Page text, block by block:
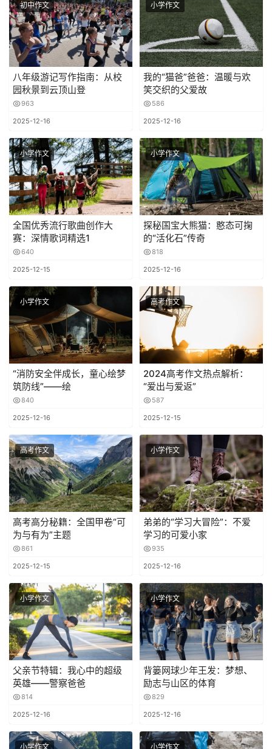
初中作文
八年级游记写作指南：从校
园秋景到云顶山登
963
2025-12-16
小学作文
我的“猫爸”爸爸：温暖与欢
笑交织的父爱故
586
2025-12-16
小学作文
全国优秀流行歌曲创作大
赛：深情歌词精选1
640
2025-12-15
小学作文
探秘国宝大熊猫：憨态可掬
的“活化石”传奇
818
2025-12-16
小学作文
“消防安全伴成长，童心绘梦
筑防线”——绘
840
2025-12-16
高考作文
2024高考作文热点解析：
“爱出与爱返”
587
2025-12-15
高考作文
高考高分秘籍：全国甲卷“可
为与有为”主题
861
2025-12-15
小学作文
弟弟的“学习大冒险”：不爱
学习的可爱小家
935
2025-12-16
小学作文
父亲节特辑：我心中的超级
英雄——警察爸爸
814
2025-12-16
小学作文
背篓网球少年王发：梦想、
励志与山区的体育
829
2025-12-16
小学作文 小学作文